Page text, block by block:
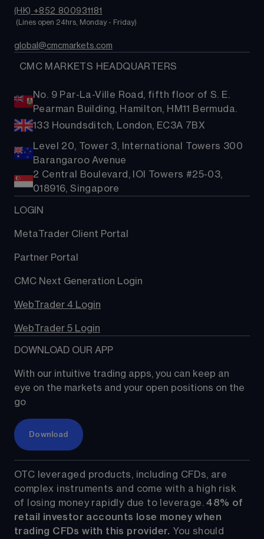
(HK) +852 800931181
(Lines open 24hrs, Monday - Friday)
global@cmcmarkets.com
  CMC MARKETS HEADQUARTERS
No. 9 Par-La-Ville Road, fifth floor of S. E.
Pearman Building, Hamilton, HM11 Bermuda.
133 Houndsditch, London, EC3A 7BX
Level 20, Tower 3, International Towers 300
Barangaroo Avenue
2 Central Boulevard, IOI Towers #25-03,
018916, Singapore
LOGIN
MetaTrader Client Portal
Partner Portal
CMC Next Generation Login
WebTrader 4 Login
WebTrader 5 Login
DOWNLOAD OUR APP
With our intuitive trading apps, you can keep an
eye on the markets and your open positions on the
go
Download
OTC leveraged products, including CFDs, are
complex instruments and come with a high risk
of losing money rapidly due to leverage. 48% of
retail investor accounts lose money when
trading CFDs with this provider. You should